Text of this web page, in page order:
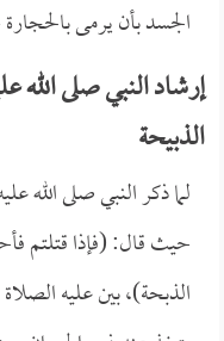
الجسد بأن يرمى
إرشاد النبي صلى الله
الذبيحة
لما ذكر النبي صلى الله
حيث قال: (فإذا قتلتم
الذبحة)، بين عليه